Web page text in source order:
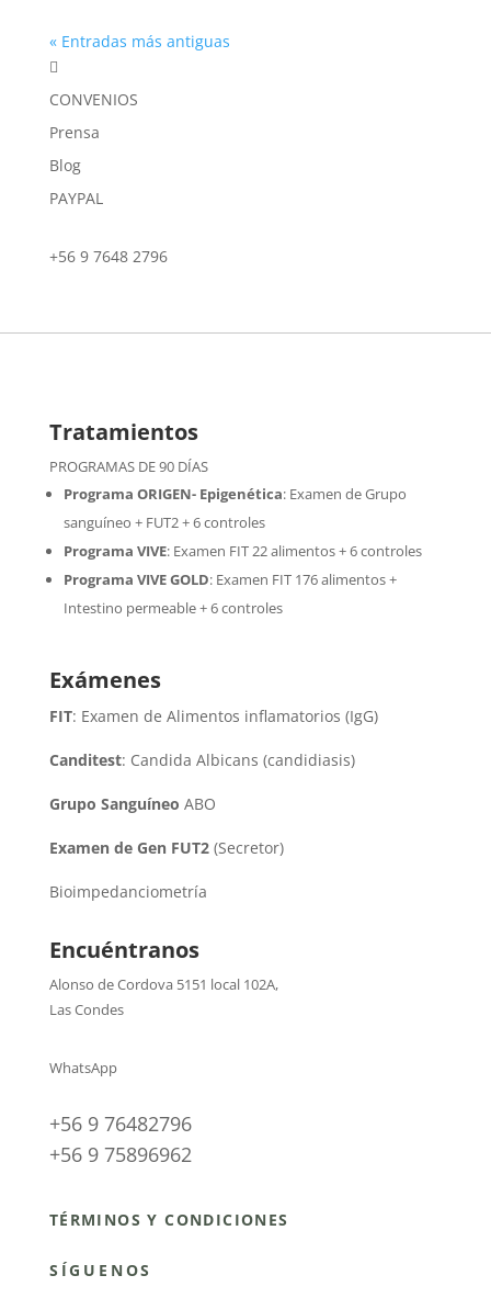
« Entradas más antiguas

CONVENIOS
Prensa
Blog
PAYPAL
+56 9 7648 2796
Tratamientos
PROGRAMAS DE 90 DÍAS
Programa ORIGEN- Epigenética:Examen de Grupo
sanguíneo + FUT2 + 6 controles
Programa VIVE: Examen FIT 22 alimentos + 6 controles
Programa VIVE GOLD: Examen FIT 176 alimentos +
Intestino permeable + 6 controles
Exámenes
FIT: Examen de Alimentos inflamatorios (IgG)
Canditest: Candida Albicans (candidiasis)
Grupo Sanguíneo ABO
Examen de Gen FUT2(Secretor)
Bioimpedanciometría
Encuéntranos
Alonso de Cordova 5151 local 102A,
Las Condes
WhatsApp
+56 9 76482796
+56 9 75896962
TÉRMINOS Y CONDICIONES
SÍGUENOS